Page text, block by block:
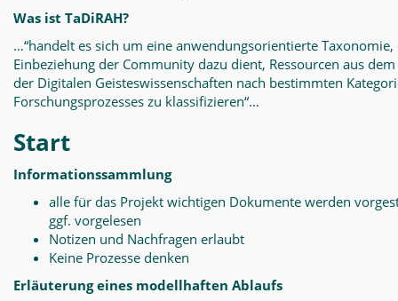
Was ist TaDiRAH?
…“handelt es sich um eine anwendungsorientierte
Einbeziehung der Community dazu dient, Ressourcen aus
der Digitalen Geisteswissenschaften nach bestimmten
Forschungsprozesses zu klassifizieren“…
Start
Informationssammlung
alle für das Projekt wichtigen Dokumente werden
ggf. vorgelesen
Notizen und Nachfragen erlaubt
Keine Prozesse denken
Erläuterung eines modellhaften Ablaufs